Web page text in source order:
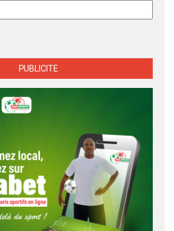
PUBLICITE